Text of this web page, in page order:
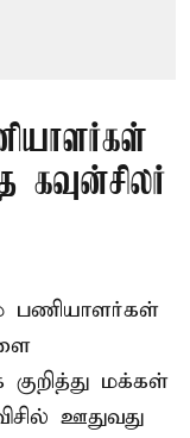
கவுன்சிலர்
பணியாளர்கள்
மக்கள்
ஊதுவது